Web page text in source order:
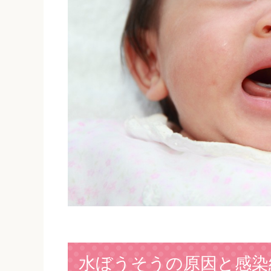
水ぼうそうの原因と感